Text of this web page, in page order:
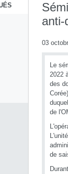
anti-
03
Le
2022
des
de
de